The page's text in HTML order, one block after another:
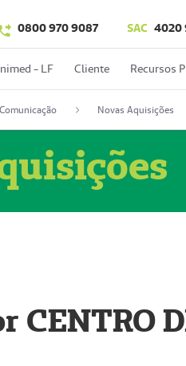
0800 970 9087 SAC 4020
- LF Cliente Recursos
Comunicação Novas Aquisições
CENTRO